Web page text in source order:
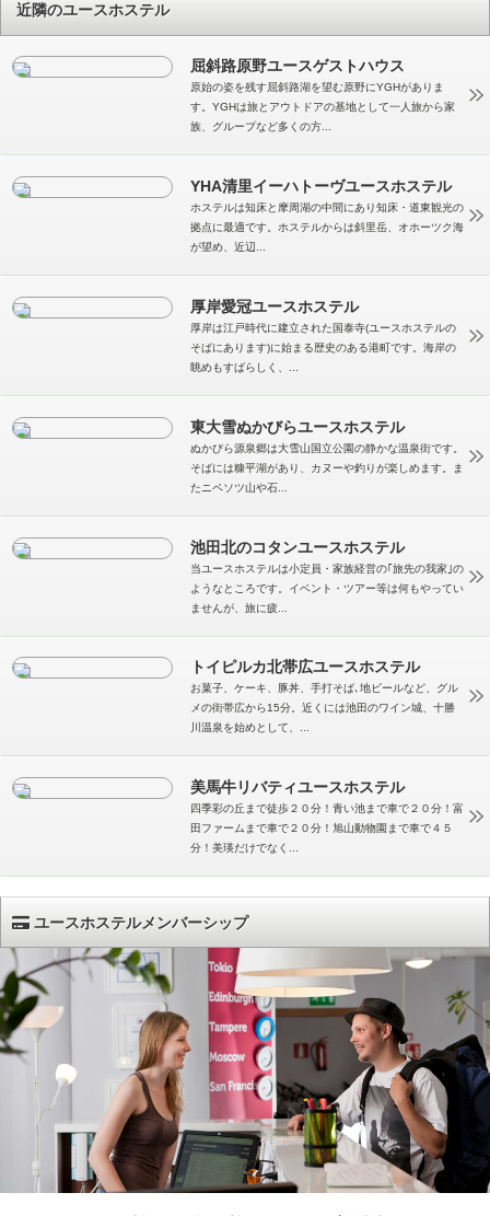
近隣のユースホステル
屈斜路原野ユースゲストハウス
原始の姿を残す屈斜路湖を望む原野にYGHがありま
す。YGHは旅とアウトドアの基地として一人旅から家
族、グループなど多くの方...
YHA清里イーハトーヴユースホステル
ホステルは知床と摩周湖の中間にあり知床・道東観光の
拠点に最適です。ホステルからは斜里岳、オホーツク海
が望め、近辺...
厚岸愛冠ユースホステル
厚岸は江戸時代に建立された国泰寺(ユースホステルの
そばにあります)に始まる歴史のある港町です。海岸の
眺めもすばらしく、...
東大雪ぬかびらユースホステル
ぬかびら源泉郷は大雪山国立公園の静かな温泉街です。
そばには糠平湖があり、カヌーや釣りが楽しめます。ま
たニペソツ山や石...
池田北のコタンユースホステル
当ユースホステルは小定員・家族経営の｢旅先の我家｣の
ようなところです。イベント・ツアー等は何もやってい
ませんが、旅に疲...
トイピルカ北帯広ユースホステル
お菓子、ケーキ、豚丼、手打そば､地ビールなど、グル
メの街帯広から15分。近くには池田のワイン城、十勝
川温泉を始めとして、...
美馬牛リバティユースホステル
四季彩の丘まで徒歩２０分！青い池まで車で２０分！富
田ファームまで車で２０分！旭山動物園まで車で４５
分！美瑛だけでなく...
ユースホステルメンバーシップ